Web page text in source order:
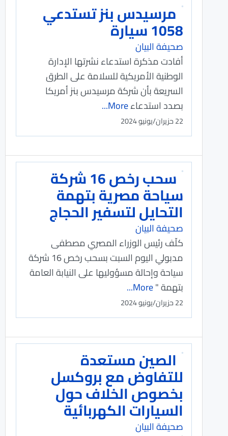
مرسيدس بنز تستدعي
1058 سيارة
صحيفة البيان
أفادت مذكرة استدعاء نشرتها الإدارة
الوطنية الأمريكية للسلامة على الطرق
السريعة بأن شركة مرسيدس بنز أمريكا
بصدد استدعاءMore...
22 حزيران/يونيو 2024
سحب رخص 16 شركة
سياحة مصرية بتهمة
التحايل لتسفير الحجاج
صحيفة البيان
كلّف رئيس الوزراء المصري مصطفى
مدبولي اليوم السبت بسحب رخص 16 شركة
سياحة وإحالة مسؤوليها على النيابة العامة
بتهمة "More...
22 حزيران/يونيو 2024
الصين مستعدة
للتفاوض مع بروكسل
بخصوص الخلاف حول
السيارات الكهربائية
صحيفة البيان